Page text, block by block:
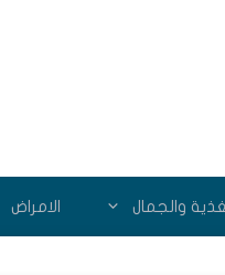
والجمال الامراض